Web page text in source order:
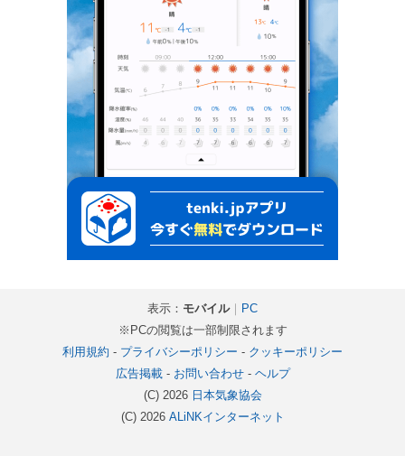
表示： モバイル｜ PC
※PCの閲覧は一部制限されます
利用規約 - プライバシーポリシー - クッキーポリシー
広告掲載- お問い合わせ- ヘルプ
(C) 2026 日本気象協会
(C) 2026 ALiNKインターネット